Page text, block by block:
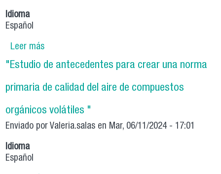
Idioma
Español
Leer mássobre Desarrollo de nanocompuestos para la
remoción avanzada de contaminantes en agua
"Estudio de antecedentes para crear una norma
primaria de calidad del aire de compuestos
orgánicos volátiles "
Enviado porValeria.salas en Mar, 06/11/2024 - 17:01
Idioma
Español